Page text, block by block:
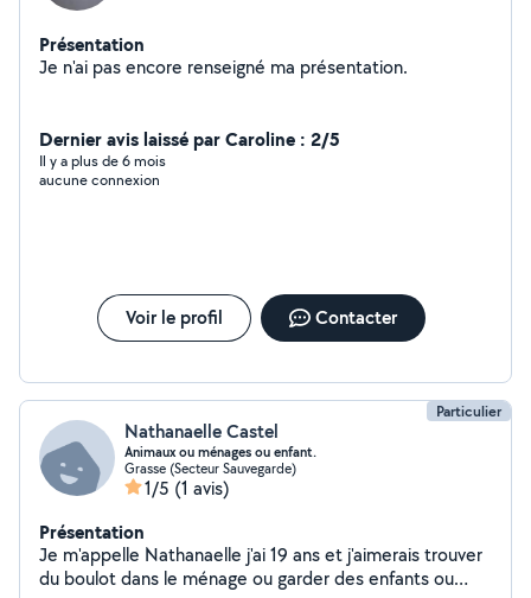
Présentation
Je n'ai pas encore renseigné ma présentation.
Dernier avis laissé par Caroline : 2/5
Il y a plus de 6 mois
aucune connexion
Voir le profil Contacter
Particulier
Nathanaelle Castel
Animaux ou ménages ou enfant.
Grasse (Secteur Sauvegarde)
1/5 (1 avis)
Présentation
Je m'appelle Nathanaelle j'ai 19 ans et j'aimerais trouver
du boulot dans le ménage ou garder des enfants ou